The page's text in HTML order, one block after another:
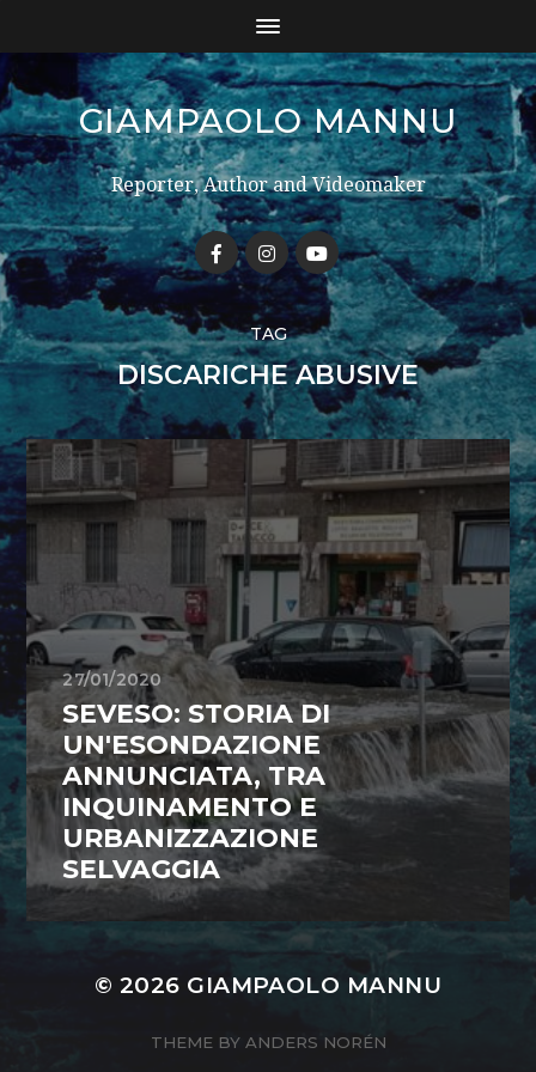
GIAMPAOLO MANNU
Reporter, Author and Videomaker
TAG
DISCARICHE ABUSIVE
27/01/2020
SEVESO: STORIA DI
UN'ESONDAZIONE
ANNUNCIATA, TRA
INQUINAMENTO E
URBANIZZAZIONE
SELVAGGIA
© 2026 GIAMPAOLO MANNU
THEME BY ANDERS NORÉN